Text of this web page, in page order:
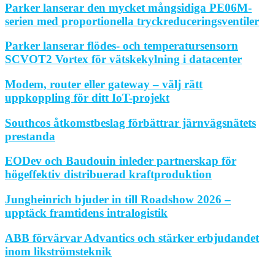
Parker lanserar den mycket mångsidiga PE06M-
serien med proportionella tryckreduceringsventiler
Parker lanserar flödes- och temperatursensorn
SCVOT2 Vortex för vätskekylning i datacenter
Modem, router eller gateway – välj rätt
uppkoppling för ditt IoT-projekt
Southcos åtkomstbeslag förbättrar järnvägsnätets
prestanda
EODev och Baudouin inleder partnerskap för
högeffektiv distribuerad kraftproduktion
Jungheinrich bjuder in till Roadshow 2026 –
upptäck framtidens intralogistik
ABB förvärvar Advantics och stärker erbjudandet
inom likströmsteknik